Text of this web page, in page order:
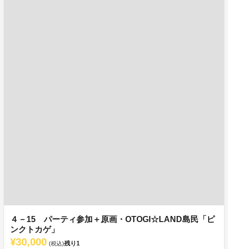
４－15 パーティ参加＋原画・OTOGI☆LAND島民「ピ
ンクトカゲ」
¥30,000 (税込)残り1